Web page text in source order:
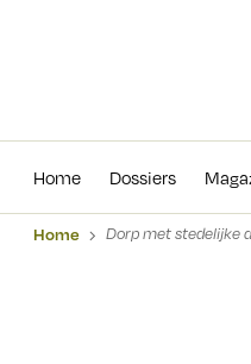
Home Dossiers
Home Dorp met stedelijke